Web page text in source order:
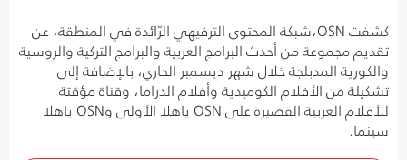
كشفت OSN،شبكة المحتوى الترفيهي الرّائدة في المنطقة، عن
تقديم مجموعة من أحدث البرامج العربية والبرامج التركية والروسية
والكورية المدبلجة خلال شهر ديسمبر الجاري، بالإضافة إلى
تشكيلة من الأفلام الكوميدية وأفلام الدراما، وقناة مؤقتة
للأفلام العربية القصيرة على OSN ياهلا الأولى وOSN ياهلا
سينما.